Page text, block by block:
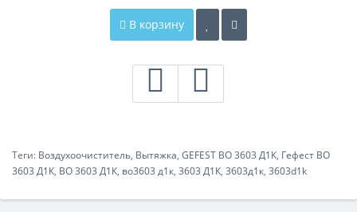
В корзину
Теги: Воздухоочиститель, Вытяжка, GEFEST ВО 3603 Д1К, Гефест ВО
3603 Д1К, ВО 3603 Д1К, во3603 д1к, 3603 Д1К, 3603д1к, 3603d1k